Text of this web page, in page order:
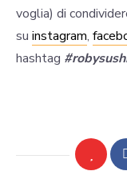
voglia) di
su instagram,
hashtag